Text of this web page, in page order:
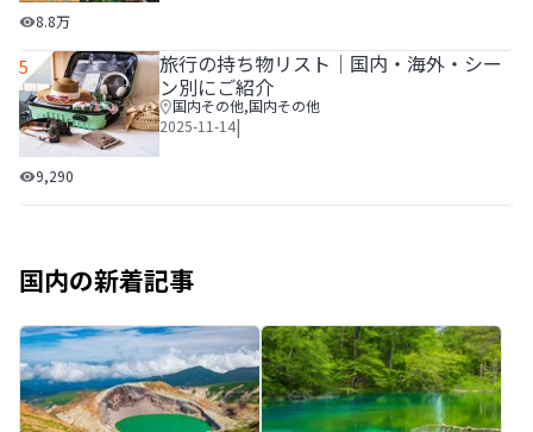
USJの回り方を攻略！効率よく楽しめるコツとおすすめル
8.8万
5
旅行の持ち物リスト│国内・海外・シーン別にご紹介
9,290
旅行の持ち物リスト│国内・海外・シー
ン別にご紹介
国内その他,国内その他
2025-11-14|
国内の新着記事